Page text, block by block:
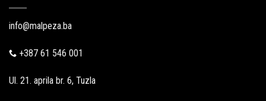
info@malpeza.ba
+387 61 546 001
Ul. 21. aprila br. 6, Tuzla